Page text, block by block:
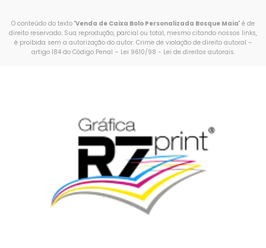
O conteúdo do texto "Venda de Caixa Bolo Personalizada Bosque Maia" é de
direito reservado. Sua reprodução, parcial ou total, mesmo citando nossos links,
é proibida sem a autorização do autor. Crime de violação de direito autoral –
artigo 184 do Código Penal – Lei 9610/98 - Lei de direitos autorais.